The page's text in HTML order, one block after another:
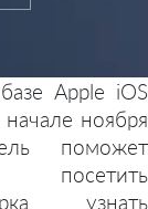
Apple iOS
ноября
поможет
узнать